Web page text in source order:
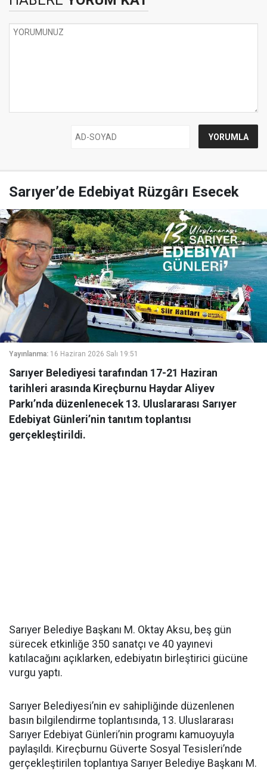
Sarıyer’de Edebiyat Rüzgârı Esecek
Yayınlanma: 16 Haziran 2026 Salı 19:51
Sarıyer Belediyesi tarafından 17-21 Haziran
tarihleri arasında Kireçburnu Haydar Aliyev
Parkı’nda düzenlenecek 13. Uluslararası Sarıyer
Edebiyat Günleri’nin tanıtım toplantısı
gerçekleştirildi.
Sarıyer Belediye Başkanı M. Oktay Aksu, beş gün
sürecek etkinliğe 350 sanatçı ve 40 yayınevi
katılacağını açıklarken, edebiyatın birleştirici gücüne
vurgu yaptı.
Sarıyer Belediyesi’nin ev sahipliğinde düzenlenen
basın bilgilendirme toplantısında, 13. Uluslararası
Sarıyer Edebiyat Günleri’nin programı kamuoyuyla
paylaşıldı. Kireçburnu Güverte Sosyal Tesisleri’nde
gerçekleştirilen toplantıya Sarıyer Belediye Başkanı M.